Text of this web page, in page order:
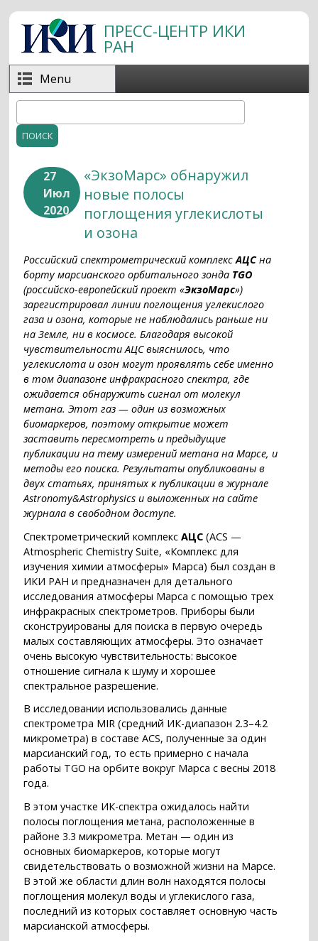
Перейти к основному содержанию
ПРЕСС-ЦЕНТР ИКИ
РАН
Menu
Форма поиска
27
Июл
2020
«ЭкзоМарс» обнаружил
новые полосы
поглощения углекислоты
и озона
Российский спектрометрический комплексАЦСна
борту марсианского орбитального зонда TGO
(российско-европейский проект «ЭкзоМарс»)
зарегистрировал линии поглощения углекислого
газа и озона, которые не наблюдались раньше ни
на Земле, ни в космосе. Благодаря высокой
чувствительности АЦС выяснилось, что
углекислота и озон могут проявлять себе именно
в том диапазоне инфракрасного спектра, где
ожидается обнаружить сигнал от молекул
метана. Этот газ — один из возможных
биомаркеров, поэтому открытие может
заставить пересмотреть и предыдущие
публикации на тему измерений метана на Марсе, и
методы его поиска. Результаты опубликованы в
двух статьях, принятых к публикации в журнале
Astronomy&Astrophysics и выложенных на сайте
журнала в свободном доступе.
Спектрометрический комплексАЦС (ACS —
Atmospheric Chemistry Suite, «Комплекс для
изучения химии атмосферы» Марса) был создан в
ИКИ РАН и предназначен для детального
исследования атмосферы Марса с помощью трех
инфракрасных спектрометров. Приборы были
сконструированы для поиска в первую очередь
малых составляющих атмосферы. Это означает
очень высокую чувствительность: высокое
отношение сигнала к шуму и хорошее
спектральное разрешение.
В исследовании использовались данные
спектрометра MIR (средний ИК-диапазон 2.3–4.2
микрометра) в составе ACS, полученные за один
марсианский год, то есть примерно с начала
работы TGO на орбите вокруг Марса с весны 2018
года.
В этом участке ИК-спектра ожидалось найти
полосы поглощения метана, расположенные в
районе 3.3 микрометра. Метан — один из
основных биомаркеров, которые могут
свидетельствовать о возможной жизни на Марсе.
В этой же области длин волн находятся полосы
поглощения молекул воды и углекислого газа,
последний из которых составляет основную часть
марсианской атмосферы.